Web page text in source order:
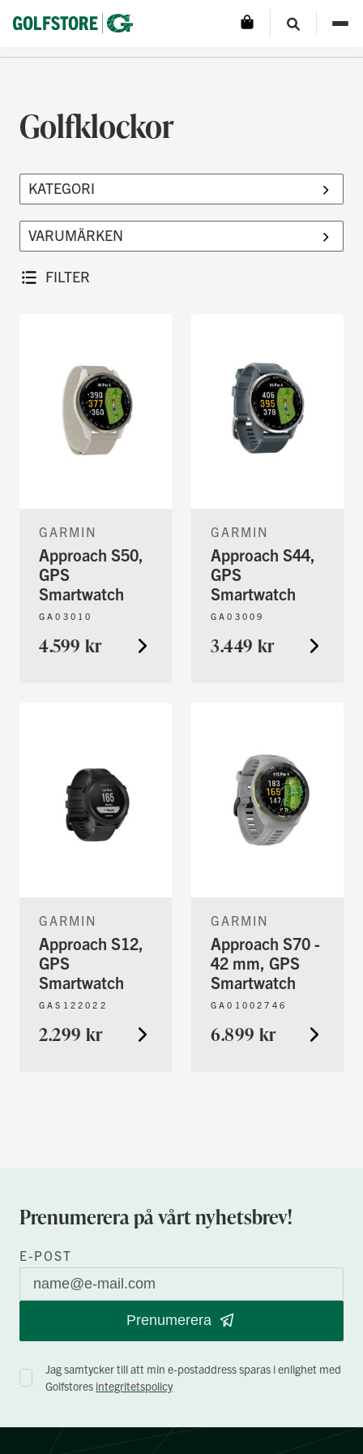
Golfklockor
FILTER
GARMIN
Approach S50,
GPS
Smartwatch
GA03010
4.599 kr
GARMIN
Approach S44,
GPS
Smartwatch
GA03009
3.449 kr
GARMIN
Approach S12,
GPS
Smartwatch
GAS122022
2.299 kr
GARMIN
Approach S70 -
42 mm, GPS
Smartwatch
GA01002746
6.899 kr
Prenumerera på vårt nyhetsbrev!
E-POST
Prenumerera
Jag samtycker till att min e-postaddress sparas i enlighet med
Golfstores integritetspolicy